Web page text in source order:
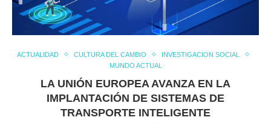
ACTUALIDAD CULTURA DEL CAMBIO
INVESTIGACION SOCIAL
MUNDO ACTUAL
LA UNIÓN EUROPEA AVANZA EN LA
IMPLANTACIÓN DE SISTEMAS DE
TRANSPORTE INTELIGENTE